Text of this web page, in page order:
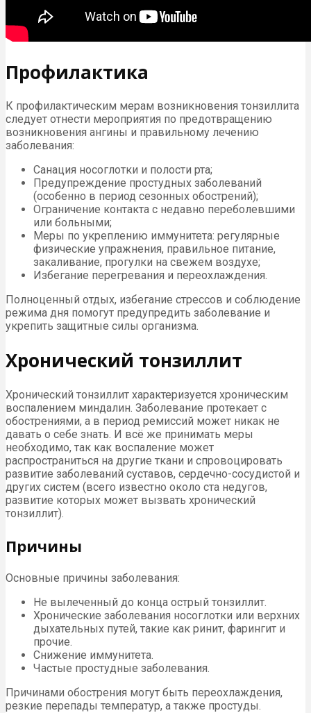
Профилактика
К профилактическим мерам возникновения тонзиллита
следует отнести мероприятия по предотвращению
возникновения ангины и правильному лечению
заболевания:
Санация носоглотки и полости рта;
Предупреждение простудных заболеваний
(особенно в период сезонных обострений);
Ограничение контакта с недавно переболевшими
или больными;
Меры по укреплению иммунитета: регулярные
физические упражнения, правильное питание,
закаливание, прогулки на свежем воздухе;
Избегание перегревания и переохлаждения.
Полноценный отдых, избегание стрессов и соблюдение
режима дня помогут предупредить заболевание и
укрепить защитные силы организма.
Хронический тонзиллит
Хронический тонзиллит характеризуется хроническим
воспалением миндалин. Заболевание протекает с
обострениями, а в период ремиссий может никак не
давать о себе знать. И всё же принимать меры
необходимо, так как воспаление может
распространиться на другие ткани и спровоцировать
развитие заболеваний суставов, сердечно-сосудистой и
других систем (всего известно около ста недугов,
развитие которых может вызвать хронический
тонзиллит).
Причины
Основные причины заболевания:
Не вылеченный до конца острый тонзиллит.
Хронические заболевания носоглотки или верхних
дыхательных путей, такие как ринит, фарингит и
прочие.
Снижение иммунитета.
Частые простудные заболевания.
Причинами обострения могут быть переохлаждения,
резкие перепады температур, а также простуды.